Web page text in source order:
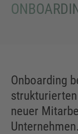
Onboarding
neuer
Unternehmen.